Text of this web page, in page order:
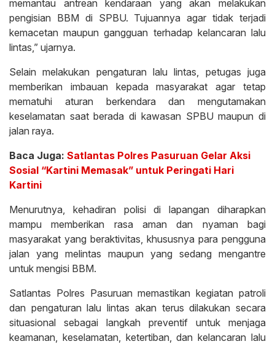
memantau antrean kendaraan yang akan melakukan
pengisian BBM di SPBU. Tujuannya agar tidak terjadi
kemacetan maupun gangguan terhadap kelancaran lalu
lintas,” ujarnya.
Selain melakukan pengaturan lalu lintas, petugas juga
memberikan imbauan kepada masyarakat agar tetap
mematuhi aturan berkendara dan mengutamakan
keselamatan saat berada di kawasan SPBU maupun di
jalan raya.
Baca Juga: Satlantas Polres Pasuruan Gelar Aksi
Sosial “Kartini Memasak” untuk Peringati Hari
Kartini
Menurutnya, kehadiran polisi di lapangan diharapkan
mampu memberikan rasa aman dan nyaman bagi
masyarakat yang beraktivitas, khususnya para pengguna
jalan yang melintas maupun yang sedang mengantre
untuk mengisi BBM.
Satlantas Polres Pasuruan memastikan kegiatan patroli
dan pengaturan lalu lintas akan terus dilakukan secara
situasional sebagai langkah preventif untuk menjaga
keamanan, keselamatan, ketertiban, dan kelancaran lalu